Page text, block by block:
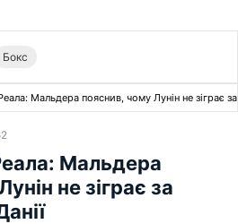
Бокс
Мальдера пояснив, чому Лунін не зіграє за
Мальдера
не зіграє за